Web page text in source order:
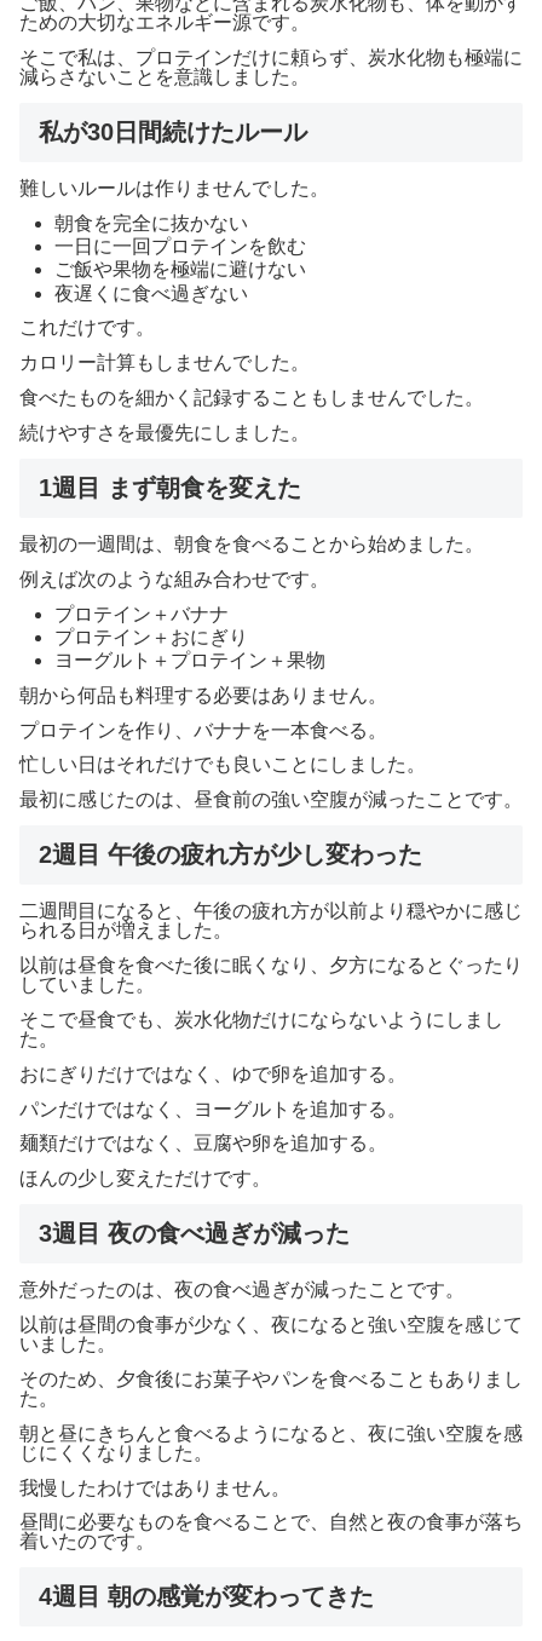
ための大切なエネルギー源です。
そこで私は、プロテインだけに頼らず、炭水化物も極端に
減らさないことを意識しました。
私が30日間続けたルール
難しいルールは作りませんでした。
朝食を完全に抜かない
一日に一回プロテインを飲む
ご飯や果物を極端に避けない
夜遅くに食べ過ぎない
これだけです。
カロリー計算もしませんでした。
食べたものを細かく記録することもしませんでした。
続けやすさを最優先にしました。
1週目 まず朝食を変えた
最初の一週間は、朝食を食べることから始めました。
例えば次のような組み合わせです。
プロテイン＋バナナ
プロテイン＋おにぎり
ヨーグルト＋プロテイン＋果物
朝から何品も料理する必要はありません。
プロテインを作り、バナナを一本食べる。
忙しい日はそれだけでも良いことにしました。
最初に感じたのは、昼食前の強い空腹が減ったことです。
2週目 午後の疲れ方が少し変わった
二週間目になると、午後の疲れ方が以前より穏やかに感じ
られる日が増えました。
以前は昼食を食べた後に眠くなり、夕方になるとぐったり
していました。
そこで昼食でも、炭水化物だけにならないようにしまし
た。
おにぎりだけではなく、ゆで卵を追加する。
パンだけではなく、ヨーグルトを追加する。
麺類だけではなく、豆腐や卵を追加する。
ほんの少し変えただけです。
3週目 夜の食べ過ぎが減った
意外だったのは、夜の食べ過ぎが減ったことです。
以前は昼間の食事が少なく、夜になると強い空腹を感じて
いました。
そのため、夕食後にお菓子やパンを食べることもありまし
た。
朝と昼にきちんと食べるようになると、夜に強い空腹を感
じにくくなりました。
我慢したわけではありません。
昼間に必要なものを食べることで、自然と夜の食事が落ち
着いたのです。
4週目 朝の感覚が変わってきた